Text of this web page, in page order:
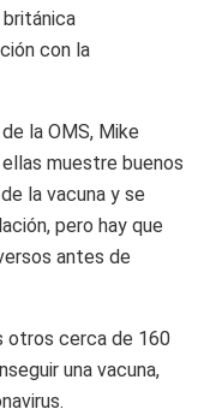
con la
la OMS, Mike
muestre buenos
la vacuna y se
pero hay que
antes de
otros cerca de 160
una vacuna,